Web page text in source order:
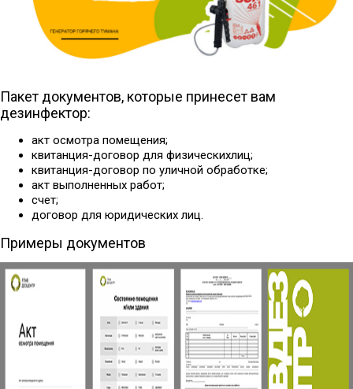
Пакет документов, которые принесет вам
дезинфектор:
акт осмотра помещения;
квитанция-договор для физическихлиц;
квитанция-договор по уличной обработке;
акт выполненных работ;
счет;
договор для юридических лиц.
Примеры документов